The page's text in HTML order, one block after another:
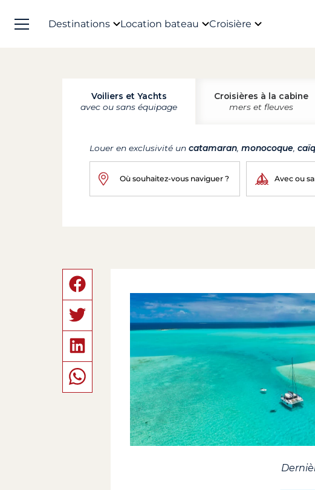
Destinations Location bateau Croisière
Voiliers et Yachts
avec ou sans équipage
Croisières à la cabine
mers et fleuves
Louer en exclusivité un catamaran monocoque